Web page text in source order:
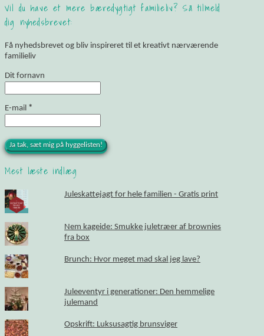
Vil du have et mere bæredygtigt familieliv? Så tilmeld
dig nyhedsbrevet:
Få nyhedsbrevet og bliv inspireret til et kreativt nærværende
familieliv
Dit fornavn
E-mail *
Mest læste indlæg
Juleskattejagt for hele familien - Gratis print
Nem kageide: Smukke juletræer af brownies
fra box
Brunch: Hvor meget mad skal jeg lave?
Juleeventyr i generationer: Den hemmelige
julemand
Opskrift: Luksusagtig brunsviger